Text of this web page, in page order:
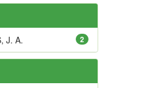
2
J. A.